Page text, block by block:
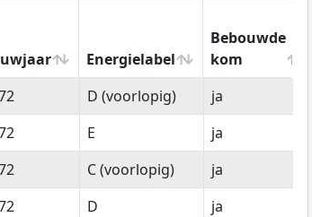
Energielabel
Bebouwde
kom
Energielabel
Bebouwde
kom
D (voorlopig)
ja
E
ja
C (voorlopig)
ja
D
ja